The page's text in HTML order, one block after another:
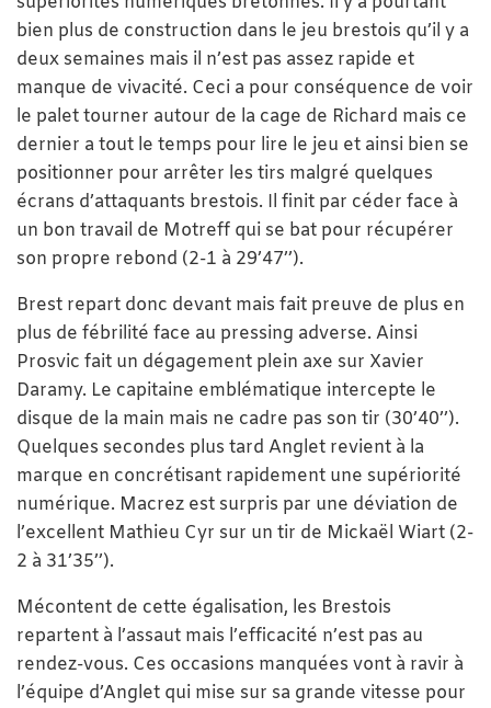
bien plus de construction dans le jeu brestois qu’il y a
deux semaines mais il n’est pas assez rapide et
manque de vivacité. Ceci a pour conséquence de voir
le palet tourner autour de la cage de Richard mais ce
dernier a tout le temps pour lire le jeu et ainsi bien se
positionner pour arrêter les tirs malgré quelques
écrans d’attaquants brestois. Il finit par céder face à
un bon travail de Motreff qui se bat pour récupérer
son propre rebond (2-1 à 29’47’’).
Brest repart donc devant mais fait preuve de plus en
plus de fébrilité face au pressing adverse. Ainsi
Prosvic fait un dégagement plein axe sur Xavier
Daramy. Le capitaine emblématique intercepte le
disque de la main mais ne cadre pas son tir (30’40’’).
Quelques secondes plus tard Anglet revient à la
marque en concrétisant rapidement une supériorité
numérique. Macrez est surpris par une déviation de
l’excellent Mathieu Cyr sur un tir de Mickaël Wiart (2-
2 à 31’35’’).
Mécontent de cette égalisation, les Brestois
repartent à l’assaut mais l’efficacité n’est pas au
rendez-vous. Ces occasions manquées vont à ravir à
l’équipe d’Anglet qui mise sur sa grande vitesse pour